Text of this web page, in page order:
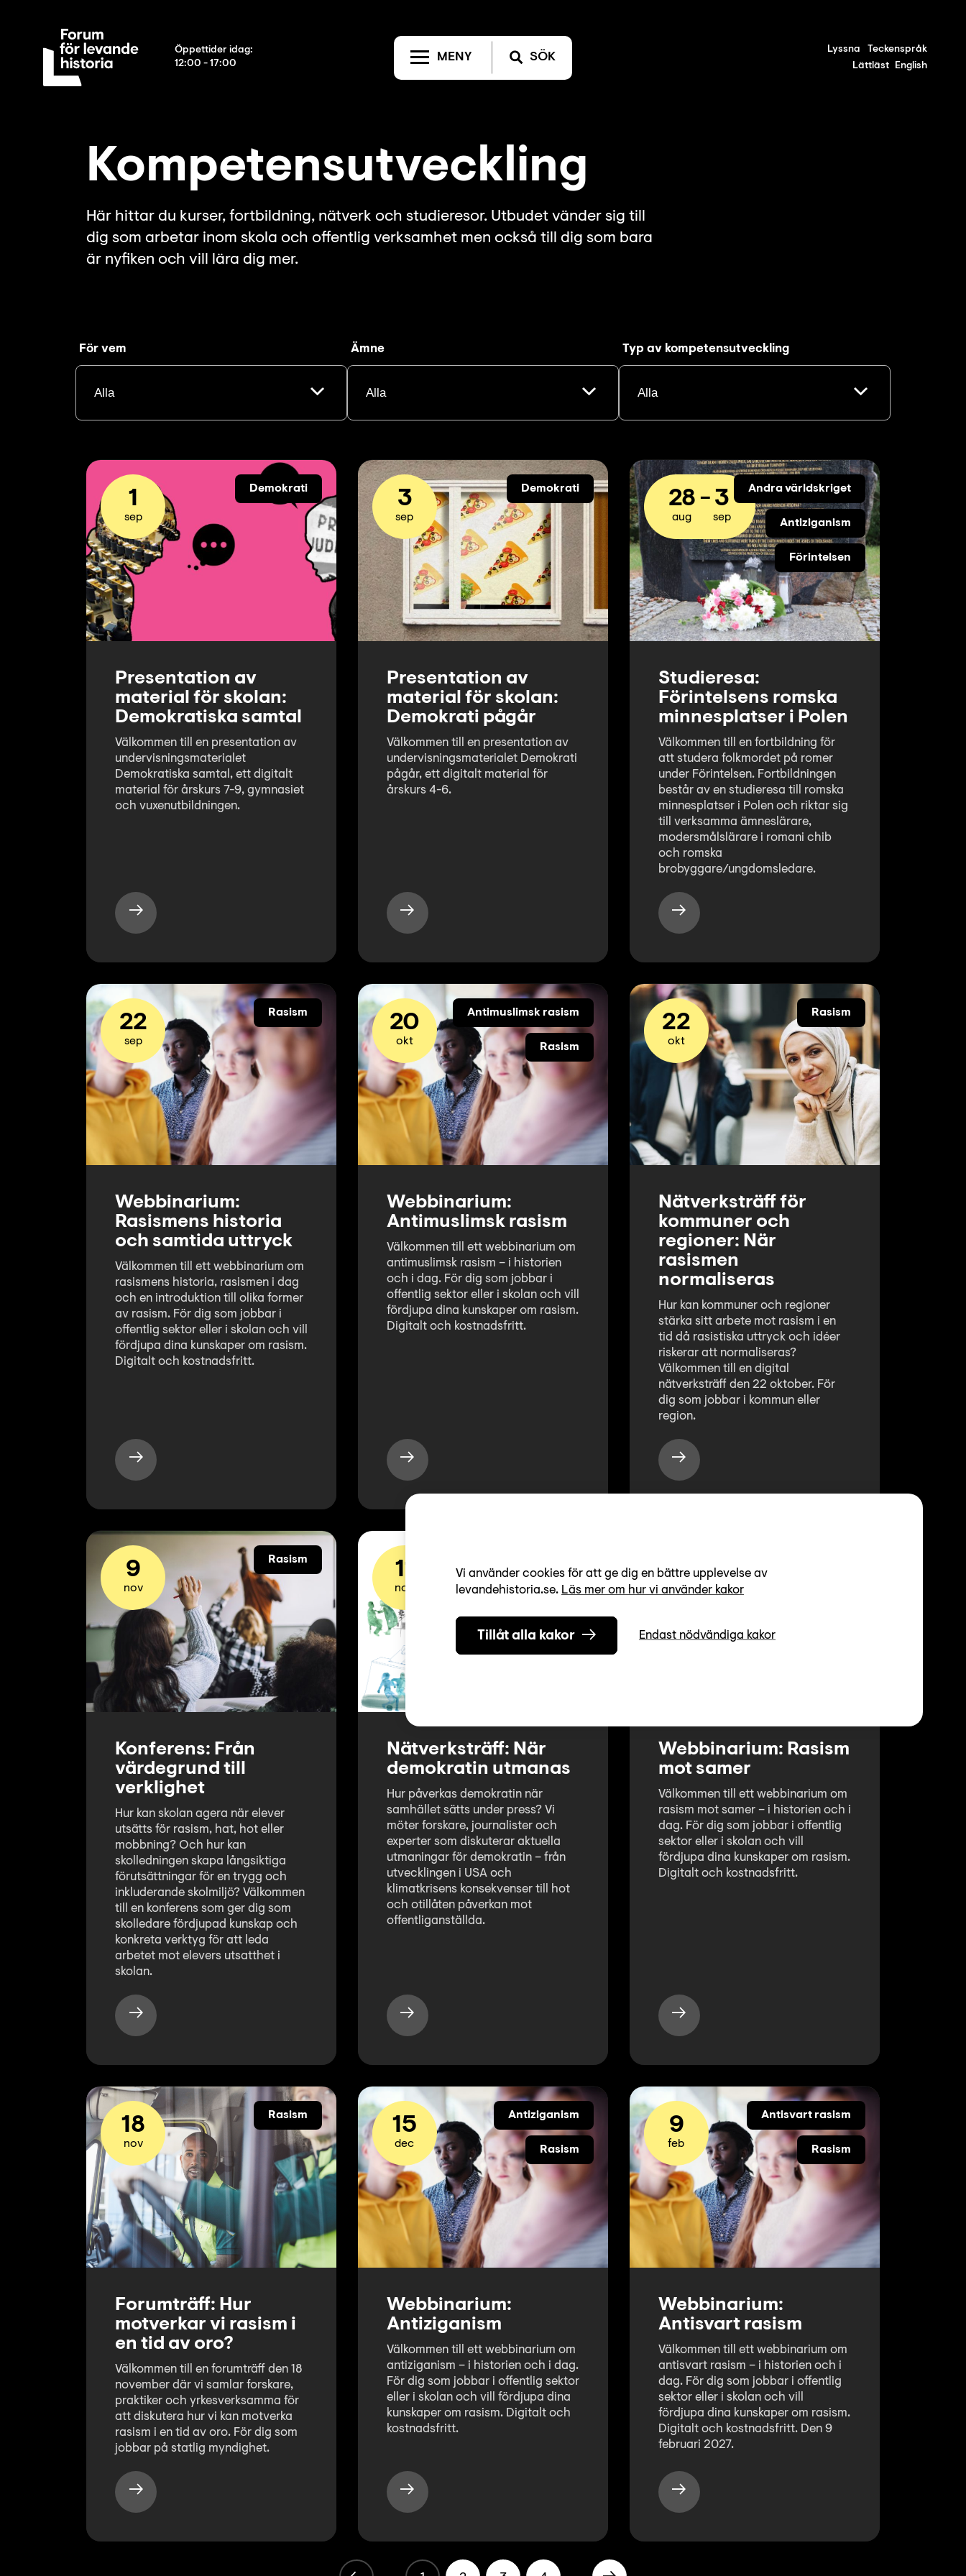
Öppettider idag:
12:00 - 17:00
MENY SÖK
Lyssna
Teckenspråk
Lättläst
English
Vi använder cookies för att ge dig en bättre upplevelse av
levandehistoria.se. Läs mer om hur vi använder kakor
Tillåt alla kakor Endast nödvändiga kakor
Kompetens­­utveckling
Här hittar du kurser, fortbildning, nätverk och studieresor. Utbudet vänder sig till
dig som arbetar inom skola och offentlig verksamhet men också till dig som bara
är nyfiken och vill lära dig mer.
För vem Ämne Typ av kompetensutveckling
1
sep
Demokrati
Presentation av
material för skolan:
Demokratiska samtal
Välkommen till en presentation av
undervisningsmaterialet
Demokratiska samtal, ett digitalt
material för årskurs 7-9, gymnasiet
och vuxenutbildningen.
3
sep
Demokrati
Presentation av
material för skolan:
Demokrati pågår
Välkommen till en presentation av
undervisningsmaterialet Demokrati
pågår, ett digitalt material för
årskurs 4-6.
28
aug
3
sep
Andra världskriget
Antiziganism
Förintelsen
Studieresa:
Förintelsens romska
minnesplatser i Polen
Välkommen till en fortbildning för
att studera folkmordet på romer
under Förintelsen. Fortbildningen
består av en studieresa till romska
minnesplatser i Polen och riktar sig
till verksamma ämneslärare,
modersmålslärare i romani chib
och romska
brobyggare/ungdomsledare.
22
sep
Rasism
Webbinarium:
Rasismens historia
och samtida uttryck
Välkommen till ett webbinarium om
rasismens historia, rasismen i dag
och en introduktion till olika former
av rasism. För dig som jobbar i
offentlig sektor eller i skolan och vill
fördjupa dina kunskaper om rasism.
Digitalt och kostnadsfritt.
20
okt
Antimuslimsk rasism
Rasism
Webbinarium:
Antimuslimsk rasism
Välkommen till ett webbinarium om
antimuslimsk rasism – i historien
och i dag. För dig som jobbar i
offentlig sektor eller i skolan och vill
fördjupa dina kunskaper om rasism.
Digitalt och kostnadsfritt.
22
okt
Rasism
Nätverksträff för
kommuner och
regioner: När
rasismen
normaliseras
Hur kan kommuner och regioner
stärka sitt arbete mot rasism i en
tid då rasistiska uttryck och idéer
riskerar att normaliseras?
Välkommen till en digital
nätverksträff den 22 oktober. För
dig som jobbar i kommun eller
region.
9
nov
Rasism
Konferens: Från
värdegrund till
verklighet
Hur kan skolan agera när elever
utsätts för rasism, hat, hot eller
mobbning? Och hur kan
skolledningen skapa långsiktiga
förutsättningar för en trygg och
inkluderande skolmiljö? Välkommen
till en konferens som ger dig som
skolledare fördjupad kunskap och
konkreta verktyg för att leda
arbetet mot elevers utsatthet i
skolan.
11
nov
Nätverksträff: När
demokratin utmanas
Hur påverkas demokratin när
samhället sätts under press? Vi
möter forskare, journalister och
experter som diskuterar aktuella
utmaningar för demokratin – från
utvecklingen i USA och
klimatkrisens konsekvenser till hot
och otillåten påverkan mot
offentliganställda.
17
nov
Webbinarium: Rasism
mot samer
Välkommen till ett webbinarium om
rasism mot samer – i historien och i
dag. För dig som jobbar i offentlig
sektor eller i skolan och vill
fördjupa dina kunskaper om rasism.
Digitalt och kostnadsfritt.
18
nov
Rasism
Forumträff: Hur
motverkar vi rasism i
en tid av oro?
Välkommen till en forumträff den 18
november där vi samlar forskare,
praktiker och yrkesverksamma för
att diskutera hur vi kan motverka
rasism i en tid av oro. För dig som
jobbar på statlig myndighet.
15
dec
Antiziganism
Rasism
Webbinarium:
Antiziganism
Välkommen till ett webbinarium om
antiziganism – i historien och i dag.
För dig som jobbar i offentlig sektor
eller i skolan och vill fördjupa dina
kunskaper om rasism. Digitalt och
kostnadsfritt.
9
feb
Antisvart rasism
Rasism
Webbinarium:
Antisvart rasism
Välkommen till ett webbinarium om
antisvart rasism – i historien och i
dag. För dig som jobbar i offentlig
sektor eller i skolan och vill
fördjupa dina kunskaper om rasism.
Digitalt och kostnadsfritt. Den 9
februari 2027.